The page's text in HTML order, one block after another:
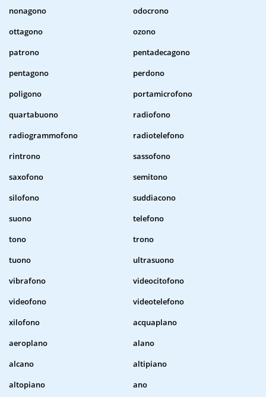
nonagono
odocrono
ottagono
ozono
patrono
pentadecagono
pentagono
perdono
poligono
portamicrofono
quartabuono
radiofono
radiogrammofono
radiotelefono
rintrono
sassofono
saxofono
semitono
silofono
suddiacono
suono
telefono
tono
trono
tuono
ultrasuono
vibrafono
videocitofono
videofono
videotelefono
xilofono
acquaplano
aeroplano
alano
alcano
altipiano
altopiano
ano